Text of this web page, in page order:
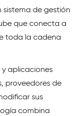
sistema de gestión
que conecta a
toda la cadena
aplicaciones
proveedores de
sus
combina